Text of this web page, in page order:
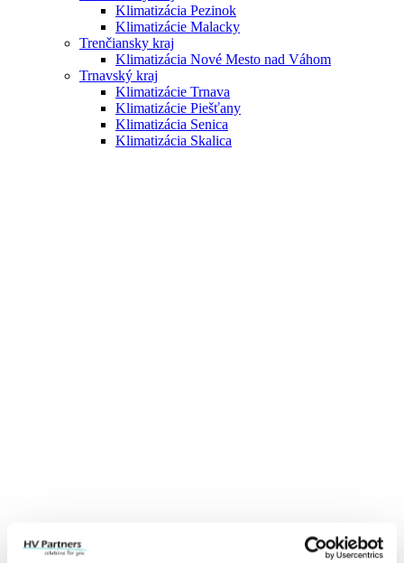
Klimatizácia Pezinok
Klimatizácie Malacky
Trenčiansky kraj
Klimatizácia Nové Mesto nad Váhom
Trnavský kraj
Klimatizácie Trnava
Klimatizácie Piešťany
Klimatizácia Senica
Klimatizácia Skalica